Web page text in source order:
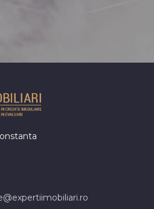
birouri de inchiriat in Constanta
birouri de inchiriat in Constanta City